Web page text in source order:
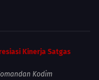
Kinerja Satgas
Kodim